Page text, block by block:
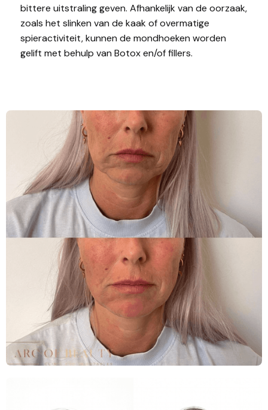
bittere uitstraling geven. Afhankelijk van de oorzaak,
zoals het slinken van de kaak of overmatige
spieractiviteit, kunnen de mondhoeken worden
gelift met behulp van Botox en/of fillers.